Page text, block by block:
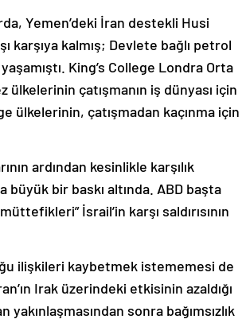
Yemen’deki İran destekli Husi
karşıya kalmış; Devlete bağlı petrol
King’s College Londra Orta
çatışmanın iş dünyası için
ülkelerinin, çatışmadan kaçınma için
ardından kesinlikle karşılık
büyük bir baskı altında. ABD başta
İsrail’in karşı saldırısının
ilişkileri kaybetmek istememesi de
Irak üzerindeki etkisinin azaldığı
sonra bağımsızlık